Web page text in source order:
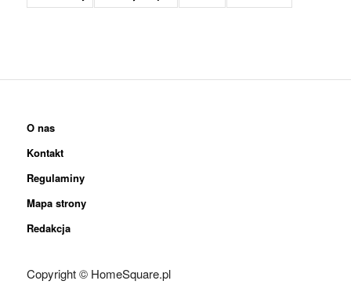
O nas
Kontakt
Regulaminy
Mapa strony
Redakcja
Copyright © HomeSquare.pl